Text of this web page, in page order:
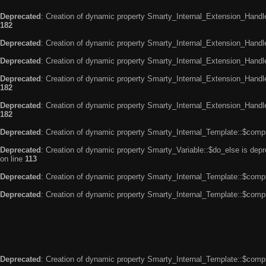
Deprecated : Creation of dynamic property
182
Deprecated : Creation of dynamic property
Deprecated : Creation of dynamic property
Deprecated : Creation of dynamic property
182
Deprecated : Creation of dynamic property
182
Deprecated : Creation of dynamic property
Deprecated : Creation of dynamic property Smarty_Variable::$do_else is
on line 113
Deprecated : Creation of dynamic property
Deprecated : Creation of dynamic property
Deprecated: Creation of dynamic property